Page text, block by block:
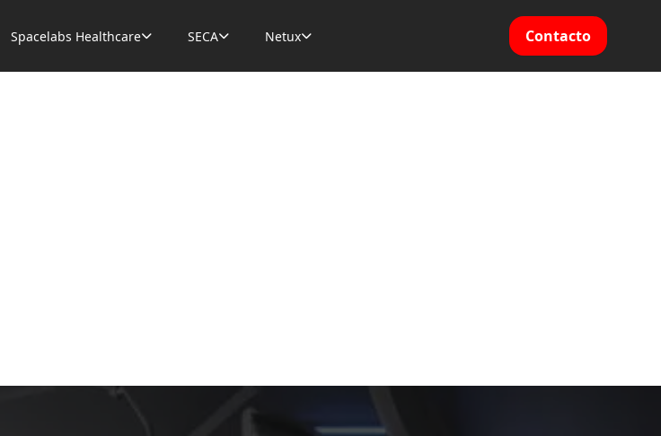
Spacelabs Healthcare SECA Netux Contacto